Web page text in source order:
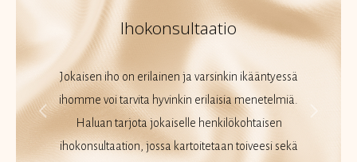
Ihokonsultaatio
Jokaisen iho on erilainen ja varsinkin ikääntyessä
ihomme voi tarvita hyvinkin erilaisia menetelmiä.
Haluan tarjota jokaiselle henkilökohtaisen
ihokonsultaation, jossa kartoitetaan toiveesi sekä